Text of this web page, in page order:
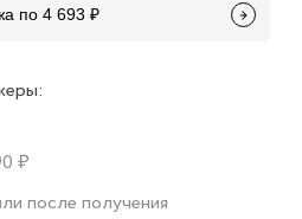
по 4 693 ₽
₽
после получения